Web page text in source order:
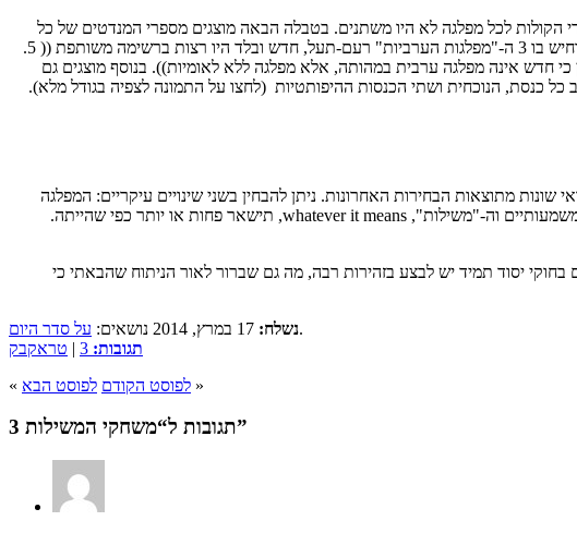
ומספרי הקולות לכל מפלגה לא היו משתנים. בטבלה הבאה מוצגים מספרי המנדטים של כל
מפלגה בכנסת הנוכחית, ומספרי המנדטים שהיו מתקבלים לו היו מחולקים על פי אחוז חסימה של 3.25%, בהרכב המפלגות הקיים, וגם בתרחיש בו 3 ה-"מפלגות הערביות" רעם-תעל, חדש ובלד היו רצות ברשימה משותפת (( 5.
כי חדש אינה מפלגה ערבית במהותה, אלא מפלגה ללא לאומיות)). בנוסף מוצגים גם
כנסת, הנוכחית ושתי הכנסות ההיפותטיות (לחצו על התמונה לצפיה בגודל מלא).
מתוצאות הבחירות האחרונות. ניתן להבחין בשני שינויים עיקריים: המפלגה
הגדולה נעשית חזקה יותר, ובתרחישים מסויימים חלק מהמפלגות הבינוניות (העבודה וש"ס) מתחזקות משמעותית. מעבר לכך, אין שינויים משמעותיים וה-"משילות", whatever it means, תישאר פחות או יותר כפי שהייתה.
בחוקי יסוד תמיד יש לבצע בזהירות רבה, מה גם שברור לאור הניתוח שהבאתי כי
נשלח:
על סדר היום
.
תגובות:
| טראקבק
«
לפוסט הקודם לפוסט הבא »
3 תגובות ל“משחקי המשילות”